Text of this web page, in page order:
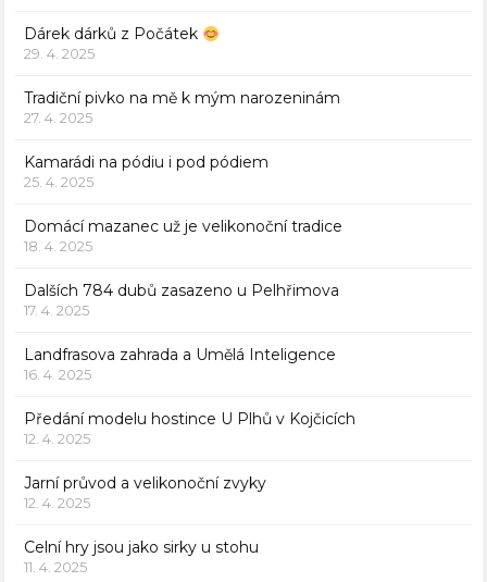
Dárek dárků z Počátek
29. 4. 2025
Tradiční pivko na mě k mým narozeninám
27. 4. 2025
Kamarádi na pódiu i pod pódiem
25. 4. 2025
Domácí mazanec už je velikonoční tradice
18. 4. 2025
Dalších 784 dubů zasazeno u Pelhřimova
17. 4. 2025
Landfrasova zahrada a Umělá Inteligence
16. 4. 2025
Předání modelu hostince U Plhů v Kojčicích
12. 4. 2025
Jarní průvod a velikonoční zvyky
12. 4. 2025
Celní hry jsou jako sirky u stohu
11. 4. 2025